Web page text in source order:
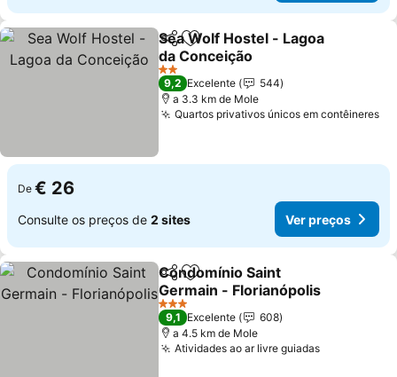
PartilharAdicionar aos favoritos
Sea Wolf Hostel - Lagoa
da Conceição
Ver preços
2 Estrelas
9,2 Excelente
544
a 3.3 km de Mole
Quartos privativos únicos em contêineres
De € 26
Consulte os preços de 2 sites Ver preços
PartilharAdicionar aos favoritos
Condomínio Saint
Germain - Florianópolis
Ver preços
3 Estrelas
9,1 Excelente
608
a 4.5 km de Mole
Atividades ao ar livre guiadasVer preços